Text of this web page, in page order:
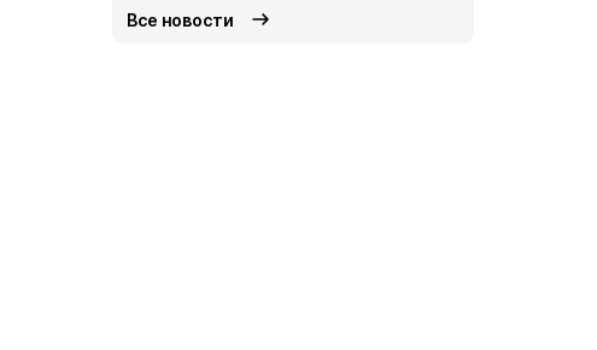
Все новости